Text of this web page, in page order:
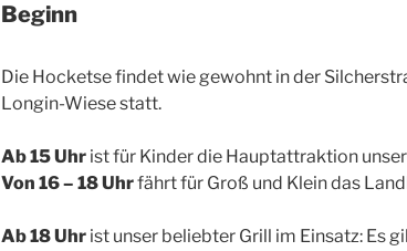
Beginn
Die Hocketse findet wie gewohnt in der
Longin-Wiese statt.
Ab 15 Uhr ist für Kinder die Hauptattraktion
Von 16 – 18 Uhrfährt für Groß und Klein das
Ab 18 Uhr ist unser beliebter Grill im Einsatz: Es